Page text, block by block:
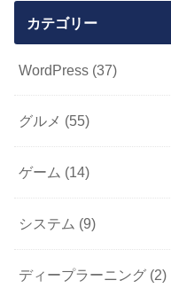
カテゴリー
WordPress (37)
グルメ (55)
ゲーム (14)
システム (9)
ディープラーニング (2)